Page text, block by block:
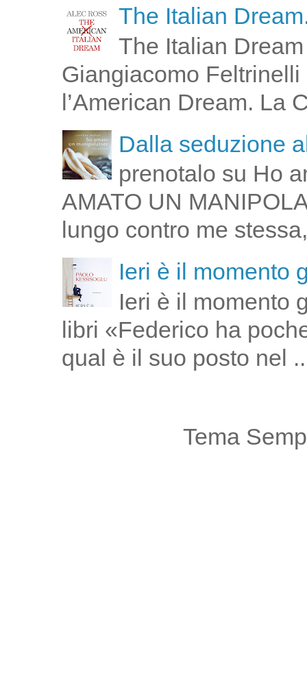
The Italian
The Italian
Giangiacomo
l’American Dream. La
Dalla seduzione
prenotalo su Ho
AMATO UN
lungo contro me
Ieri è il momento
Ieri è il momento
libri «Federico ha
qual è il suo posto nel
Tema